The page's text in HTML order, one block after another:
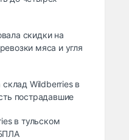
скидки на
мяса и угля
склад Wildberries в
пострадавшие
в тульском